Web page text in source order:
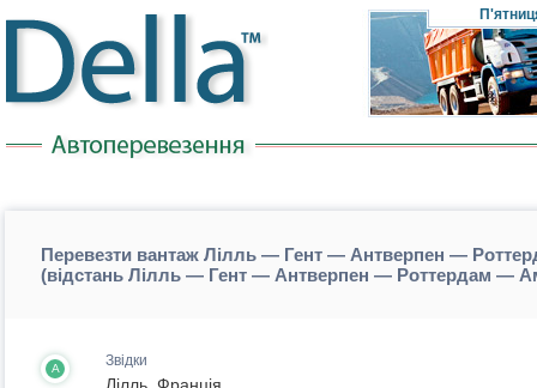
Перевезти вантаж Лілль — Гент — Антверпен —
(відстань Лілль — Гент — Антверпен — Роттердам —
A Звідки